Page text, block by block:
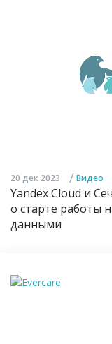
20 дек 2023 / Видео
Yandex Cloud и
о старте работы
данными